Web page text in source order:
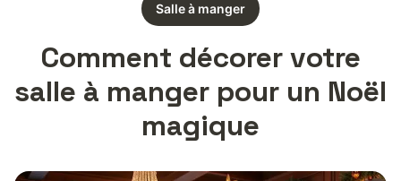
Salle à manger
Comment décorer votre
salle à manger pour un Noël
magique